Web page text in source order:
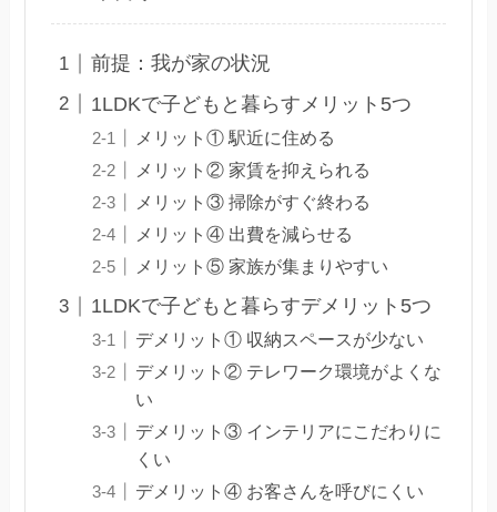
前提：我が家の状況
1LDKで子どもと暮らすメリット5つ
メリット① 駅近に住める
メリット② 家賃を抑えられる
メリット③ 掃除がすぐ終わる
メリット④ 出費を減らせる
メリット⑤ 家族が集まりやすい
1LDKで子どもと暮らすデメリット5つ
デメリット① 収納スペースが少ない
デメリット② テレワーク環境がよくな
い
デメリット③ インテリアにこだわりに
くい
デメリット④ お客さんを呼びにくい